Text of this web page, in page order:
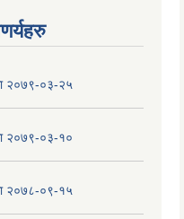
२०७९-०३-२५
२०७९-०३-१०
२०७८-०९-१५